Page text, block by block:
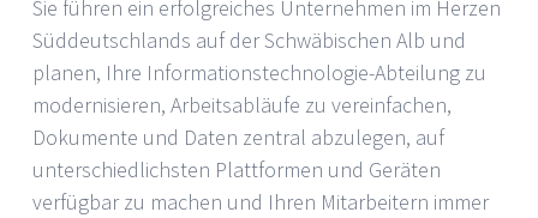
Sie führen ein erfolgreiches Unternehmen im Herzen
Süddeutschlands auf der Schwäbischen Alb und
planen, Ihre Informationstechnologie-Abteilung zu
modernisieren, Arbeitsabläufe zu vereinfachen,
Dokumente und Daten zentral abzulegen, auf
unterschiedlichsten Plattformen und Geräten
verfügbar zu machen und Ihren Mitarbeitern immer